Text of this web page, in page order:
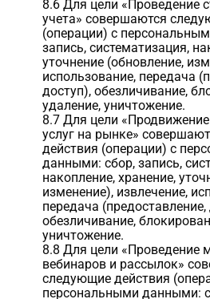
8.6 Для цели «Проведение
учета» совершаются
(операции) с
запись, систематизация,
уточнение (обновление,
использование, передача
доступ), обезличивание,
удаление, уничтожение.
8.7 Для цели
услуг на рынке»
действия (операции) с
данными: сбор, запись,
накопление, хранение,
изменение), извлечение,
передача (предоставление,
обезличивание,
уничтожение.
8.8 Для цели «Проведение
вебинаров и рассылок»
следующие действия
персональными данными: